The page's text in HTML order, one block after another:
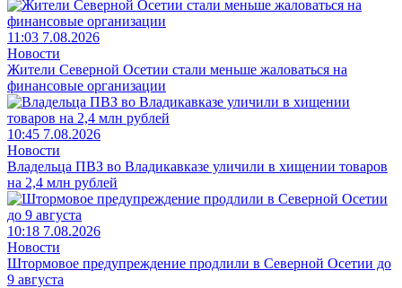
11:03 7.08.2026
Новости
Жители Северной Осетии стали меньше жаловаться на
финансовые организации
10:45 7.08.2026
Новости
Владельца ПВЗ во Владикавказе уличили в хищении товаров
на 2,4 млн рублей
10:18 7.08.2026
Новости
Штормовое предупреждение продлили в Северной Осетии до
9 августа